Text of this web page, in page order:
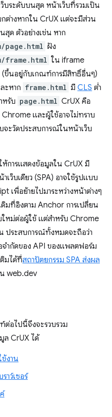
บระดับบนสุด หน้าเว็บที่รวมเป็น
ต่างหากใน CrUX แต่จะมีส่วน
สุด ตัวอย่างเช่น หาก
page.html ฝัง
frame.html ใน iframe
(ขึ้นอยู่กับเกณฑ์การมีสิทธิ์อื่นๆ)
ะหาก frame.html มี CLS ต่ำ
หรับ page.html CrUX คือ
Chrome และผู้ใช้อาจไม่ทราบ
ะวัดประสบการณ์ในหน้าเว็บ
ห้การแสดงข้อมูลใน CrUX มี
เว็บเดียว (SPA) อาจใช้รูปแบบ
เพื่อย้ายไปมาระหว่างหน้าต่างๆ
ดิมที่อิงตาม Anchor การเปลี่ยน
ใหม่ต่อผู้ใช้ แต่สำหรับ Chrome
ประสบการณ์ทั้งหมดจะถือว่า
จำกัดของ API ของแพลตฟอร์ม
มได้ที่สถาปัตยกรรม SPA ส่งผล
web.dev
อไปนี้จึงจะรวบรวม
ล CrUX ได้
ช้งาน
าว์เซอร์